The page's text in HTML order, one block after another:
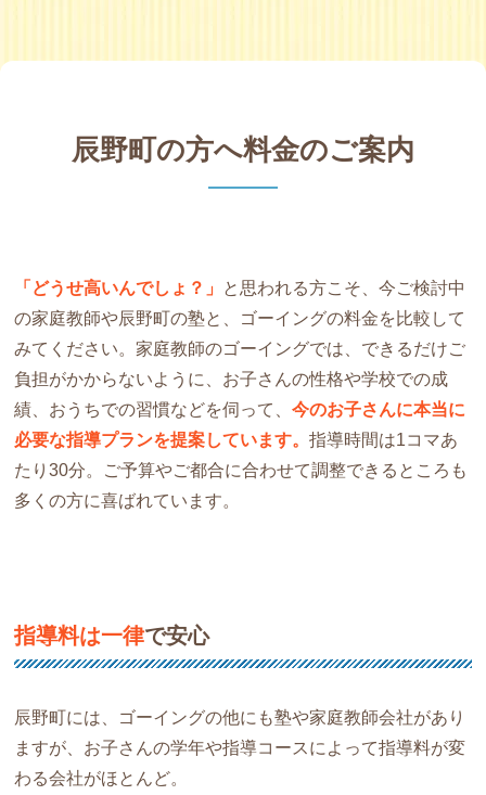
辰野町の方へ料金のご案内
「どうせ高いんでしょ？」 と思われる方こそ、今ご検討中
の家庭教師や辰野町の塾と、ゴーイングの料金を比較して
みてください。家庭教師のゴーイングでは、できるだけご
負担がかからないように、お子さんの性格や学校での成
績、おうちでの習慣などを伺って、今のお子さんに本当に
必要な指導プランを提案しています。指導時間は1コマあ
たり30分。ご予算やご都合に合わせて調整できるところも
多くの方に喜ばれています。
指導料は一律で安心
辰野町には、ゴーイングの他にも塾や家庭教師会社があり
ますが、お子さんの学年や指導コースによって指導料が変
わる会社がほとんど。